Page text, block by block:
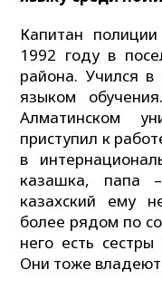
Капитан
1992 году в
района. Учился в
языком
Алматинском
приступил к
в
казашка, папа
казахский ему
более рядом по
него есть
Они тоже